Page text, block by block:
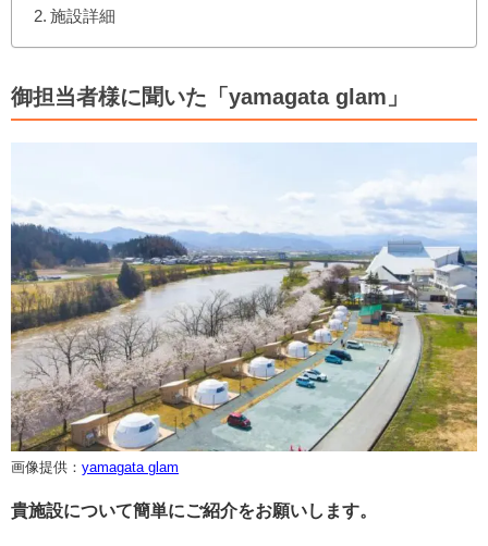
施設詳細
御担当者様に聞いた「yamagata glam」
画像提供： yamagata glam
貴施設について簡単にご紹介をお願いします。